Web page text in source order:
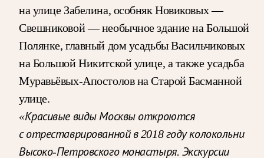
на улице Забелина, особняк Новиковых —
Свешниковой — необычное здание на Большой
Полянке, главный дом усадьбы Васильчиковых
на Большой Никитской улице, а также усадьба
Муравьёвых-Апостолов на Старой Басманной
улице.
«Красивые виды Москвы откроются
с отреставрированной в 2018 году колокольни
Высоко-Петровского монастыря. Экскурсии